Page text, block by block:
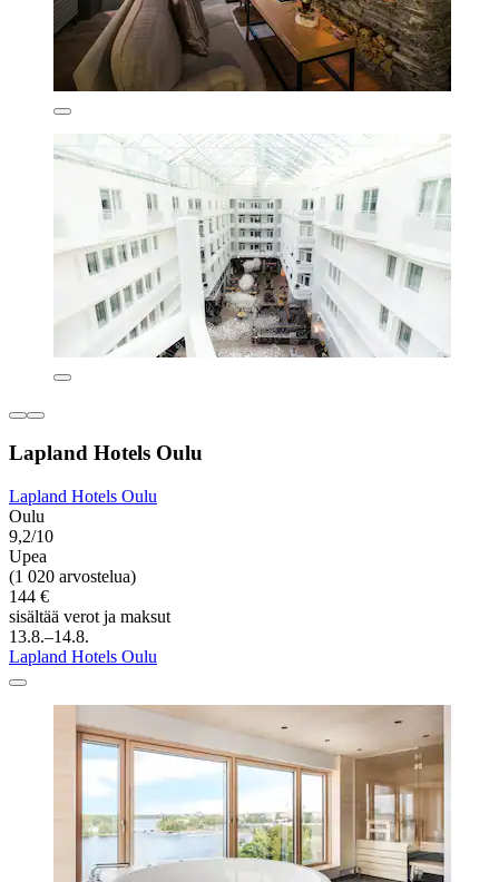
Lapland Hotels Oulu
Lapland Hotels Oulu
Oulu
9,2/10
Upea
(1 020 arvostelua)
144 €
sisältää verot ja maksut
13.8.–14.8.
Lapland Hotels Oulu